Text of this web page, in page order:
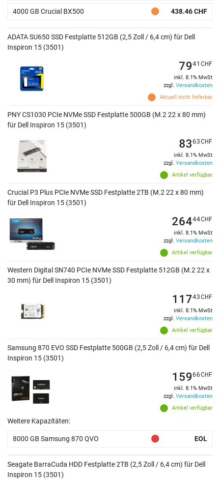
4000 GB Crucial BX500 438.46 CHF
ADATA SU650 SSD Festplatte 512GB (2,5 Zoll / 6,4 cm) für Dell
Inspiron 15 (3501)
Aktuell nicht lieferbar
7941 CHF
inkl. 8.1% MwSt
zzgl. Versandkosten
PNY CS1030 PCIe NVMe SSD Festplatte 500GB (M.2 22 x 80 mm)
für Dell Inspiron 15 (3501)
Artikel verfügbar
8363CHF
inkl. 8.1% MwSt
zzgl. Versandkosten
Crucial P3 Plus PCIe NVMe SSD Festplatte 2TB (M.2 22 x 80 mm)
für Dell Inspiron 15 (3501)
Artikel verfügbar
26444CHF
inkl. 8.1% MwSt
zzgl. Versandkosten
Western Digital SN740 PCIe NVMe SSD Festplatte 512GB (M.2 22 x
30 mm) für Dell Inspiron 15 (3501)
Artikel verfügbar
11743CHF
inkl. 8.1% MwSt
zzgl. Versandkosten
Samsung 870 EVO SSD Festplatte 500GB (2,5 Zoll / 6,4 cm) für Dell
Inspiron 15 (3501)
Artikel verfügbar
15966CHF
inkl. 8.1% MwSt
zzgl. Versandkosten
Weitere Kapazitäten:
8000 GB Samsung 870 QVO EOL
Seagate BarraCuda HDD Festplatte 2TB (2,5 Zoll / 6,4 cm) für Dell
Inspiron 15 (3501)